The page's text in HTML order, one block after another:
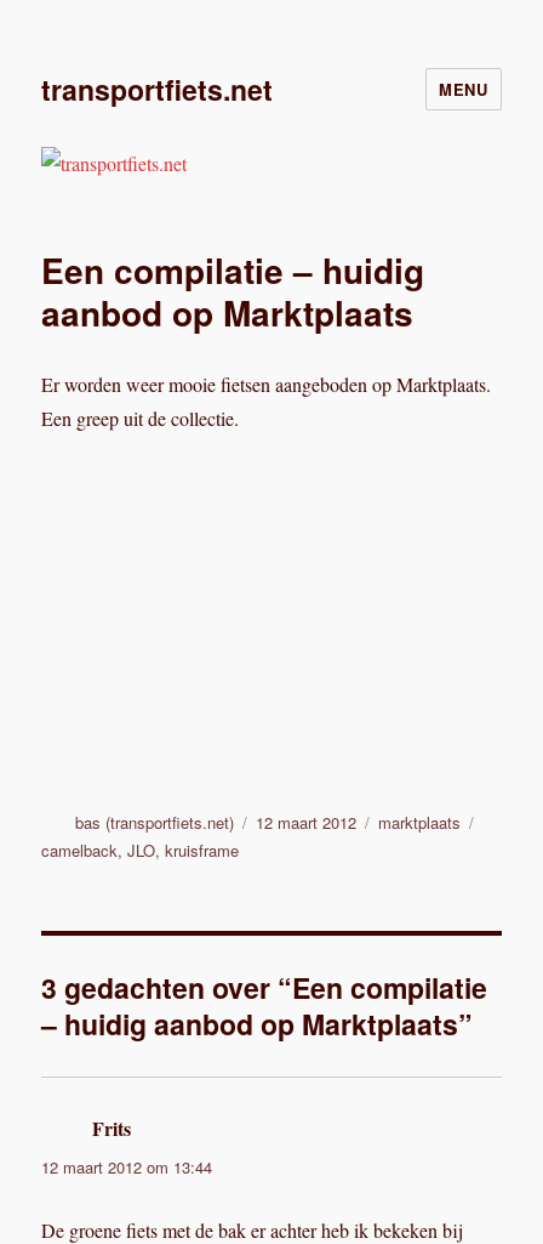
transportfiets.net MENU
Een compilatie – huidig
aanbod op Marktplaats
Er worden weer mooie fietsen aangeboden op Marktplaats.
Een greep uit de collectie.
Auteur
bas (transportfiets.net)
Geplaatst
12 maart 2012 Categorieën
marktplaats
camelback,JLO,kruisframe
3 gedachten over “Een compilatie
– huidig aanbod op Marktplaats”
Frits
12 maart 2012 om 13:44
De groene fiets met de bak er achter heb ik bekeken bij